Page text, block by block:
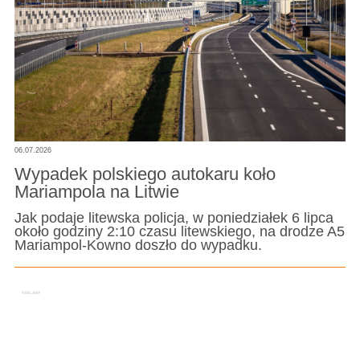
06.07.2026
Wypadek polskiego autokaru koło
Mariampola na Litwie
Jak podaje litewska policja, w poniedziałek 6 lipca
około godziny 2:10 czasu litewskiego, na drodze A5
Mariampol-Kowno doszło do wypadku.